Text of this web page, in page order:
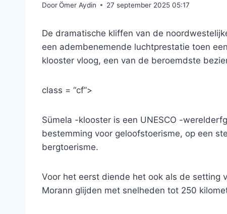
DoorÖmer Aydin 27 september 2025 05:17
De dramatische kliffen van de
een adembenemende luchtprestatie toen
klooster vloog, een van de beroemdste
class = “cf”>
Sümela -klooster is een UNESCO -
bestemming voor geloofstoerisme, op een
bergtoerisme.
Voor het eerst diende het ook als de setting
Morann glijden met snelheden tot 250